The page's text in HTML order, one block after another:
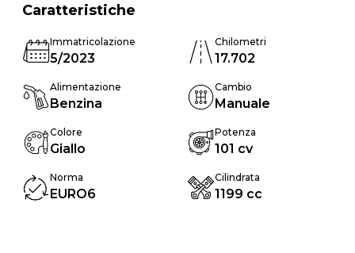
Caratteristiche
Immatricolazione
5/2023
Chilometri
17.702
Alimentazione
Benzina
Cambio
Manuale
Colore
Giallo
Potenza
101 cv
Norma
EURO6
Cilindrata
1199 cc